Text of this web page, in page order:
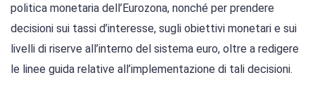
politica monetaria dell’Eurozona, nonché per prendere
decisioni sui tassi d’interesse, sugli obiettivi monetari e sui
livelli di riserve all’interno del sistema euro, oltre a redigere
le linee guida relative all’implementazione di tali decisioni.